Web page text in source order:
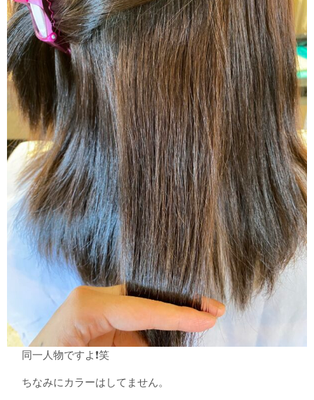
同一人物ですよ❗️笑
ちなみにカラーはしてません。